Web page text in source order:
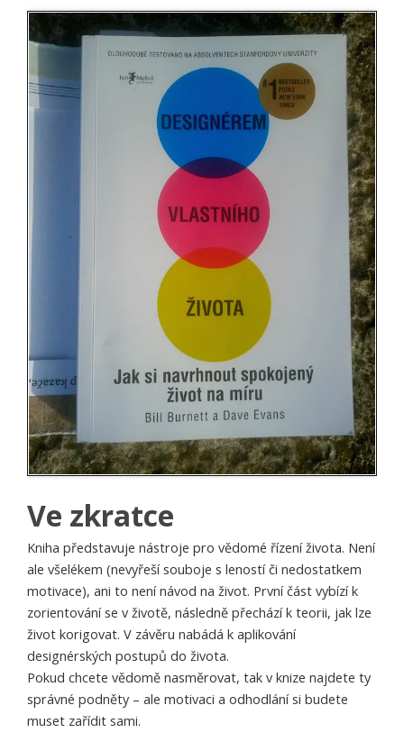
Ve zkratce
Kniha představuje nástroje pro vědomé řízení života. Není
ale všelékem (nevyřeší souboje s leností či nedostatkem
motivace), ani to není návod na život. První část vybízí k
zorientování se v životě, následně přechází k teorii, jak lze
život korigovat. V závěru nabádá k aplikování
designérských postupů do života.
Pokud chcete vědomě nasměrovat, tak v knize najdete ty
správné podněty – ale motivaci a odhodlání si budete
muset zařídit sami.